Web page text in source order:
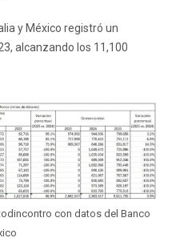
y México registró un
alcanzando los 11,100
con datos del Banco